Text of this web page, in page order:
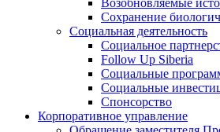
Возобновляемые
Сохранение
Социальная деятельность
Социальное
Follow Up Siberia
Социальные
Социальные
Спонсорство
Корпоративное управление